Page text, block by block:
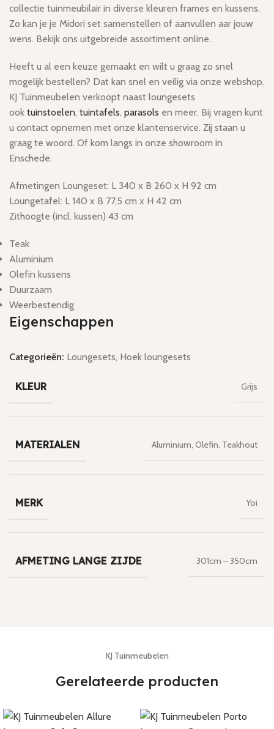
collectie tuinmeubilair in diverse kleuren frames en kussens.
Zo kan je je Midori set samenstellen of aanvullen aar jouw
wens. Bekijk ons uitgebreide assortiment online.
Heeft u al een keuze gemaakt en wilt u graag zo snel
mogelijk bestellen? Dat kan snel en veilig via onze webshop.
KJ Tuinmeubelen verkoopt naast loungesets
ook tuinstoelen, tuintafels, parasols en meer. Bij vragen kunt
u contact opnemen met onze klantenservice. Zij staan u
graag te woord. Of kom langs in onze showroom in
Enschede.
Afmetingen Loungeset: L 340 x B 260 x H 92 cm
Loungetafel: L 140 x B 77,5 cm x H 42 cm
Zithoogte (incl. kussen) 43 cm
Teak
Aluminium
Olefin kussens
Duurzaam
Weerbestendig
Eigenschappen
Categorieën: Loungesets, Hoek loungesets
KLEUR Grijs
MATERIALEN Aluminium, Olefin, Teakhout
MERK Yoi
AFMETING LANGE ZIJDE 301cm – 350cm
KJ Tuinmeubelen
Gerelateerde producten